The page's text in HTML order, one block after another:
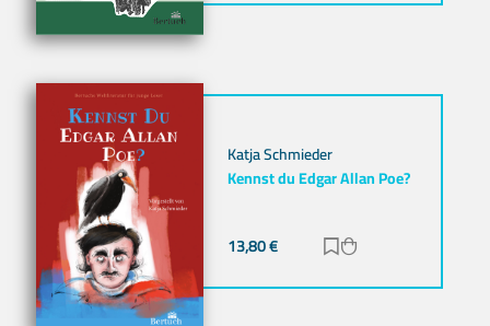
Katja Schmieder
Kennst du Edgar Allan Poe?
13,80€ Zur Merkliste